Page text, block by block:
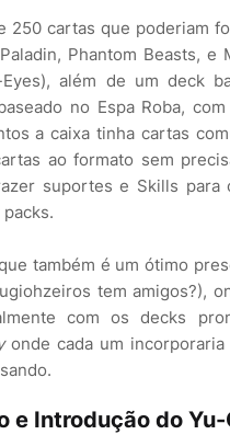
250 cartas que poderiam
Phantom Beasts, e
Eyes), além de um deck
no Espa Roba,
a caixa tinha cartas
ao formato sem
suportes e Skills
também é um ótimo
tem amigos?),
com os decks
onde cada um incorporaria
e Introdução do